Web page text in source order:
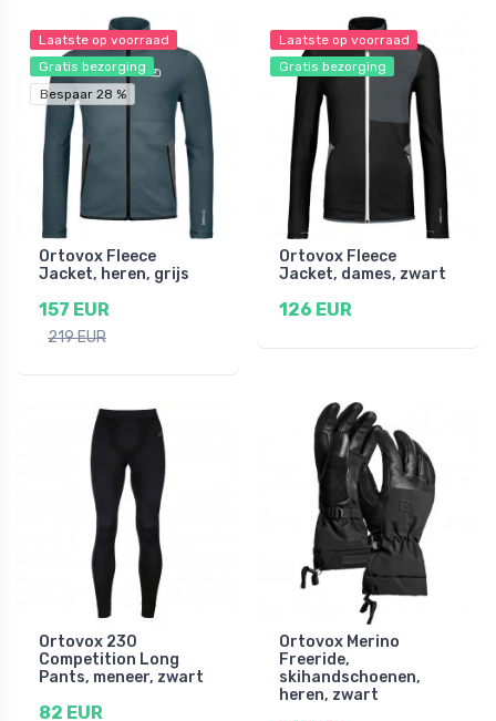
Laatste op voorraad
Gratis bezorging
Bespaar 28 %
Ortovox Fleece
Jacket, heren, grijs
157 EUR
219 EUR
Laatste op voorraad
Gratis bezorging
Ortovox Fleece
Jacket, dames, zwart
126 EUR
Ortovox 230
Competition Long
Pants, meneer, zwart
82 EUR
Ortovox Merino
Freeride,
skihandschoenen,
heren, zwart